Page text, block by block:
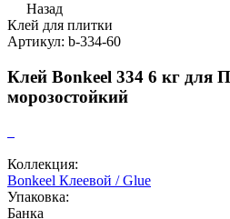
Назад
Клей для плитки
Артикул: b-334-60
Клей Bonkeel 334 6 кг для
морозостойкий
Коллекция:
Bonkeel Клеевой / Glue
Упаковка:
Банка